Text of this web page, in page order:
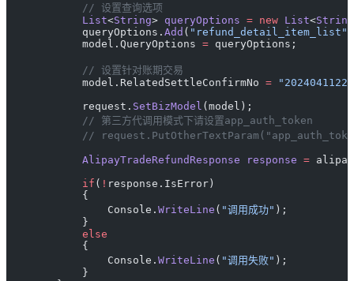
            // 设置查询选项
            List
<String> queryOptions = new List<String
            queryOptions.
Add ( "refund_detail_item_list"
            model.QueryOptions
= queryOptions;
            // 设置针对账期交易
            model.RelatedSettleConfirmNo
=
            request.
SetBizModel (model);
            // 第三方代调用模式下请设置app_auth_token
//
            AlipayTradeRefundResponse
response =
            if
( ! response.IsError)
            {
                Console.
WriteLine ( "调用成功" );
            }
            else
            {
                Console.
WriteLine ( "调用失败" );
            }